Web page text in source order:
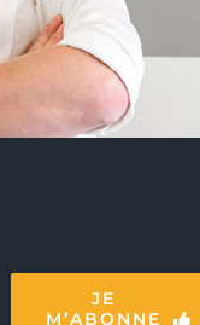
JE
M’ABONNE